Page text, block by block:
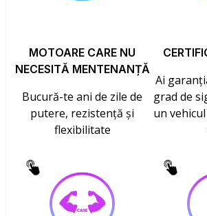
MOTOARE CARE NU
NECESITĂ MENTENANȚĂ
Bucură-te ani de zile de
putere, rezistență și
flexibilitate
Ai
grad de
un